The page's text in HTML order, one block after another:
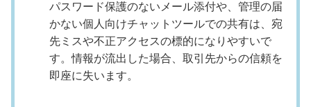
パスワード保護のないメール添付や、管理の届
かない個人向けチャットツールでの共有は、宛
先ミスや不正アクセスの標的になりやすいで
す。情報が流出した場合、取引先からの信頼を
即座に失います。